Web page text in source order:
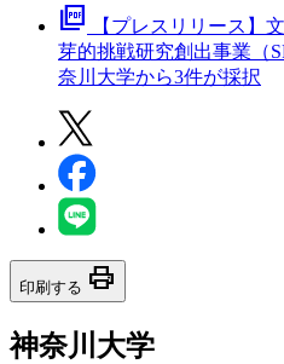
picture_as_pdf
【プレスリリース】
芽的挑戦研究創出事業（
奈川大学から3件が採択
印刷する print
神奈川大学